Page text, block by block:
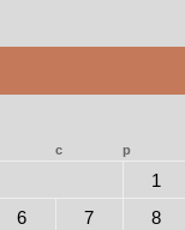
c p
1
6 7 8